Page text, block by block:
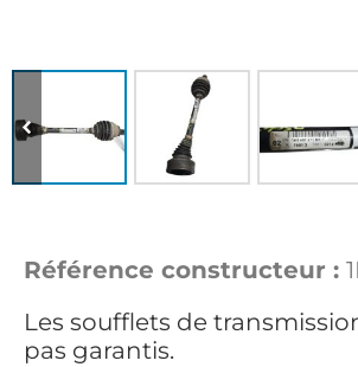
Référence constructeur :
Les soufflets de
pas garantis.